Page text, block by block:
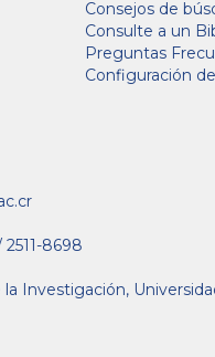
Consejos de
Consulte a un
Preguntas
Configuración
2511-8698
la Investigación,